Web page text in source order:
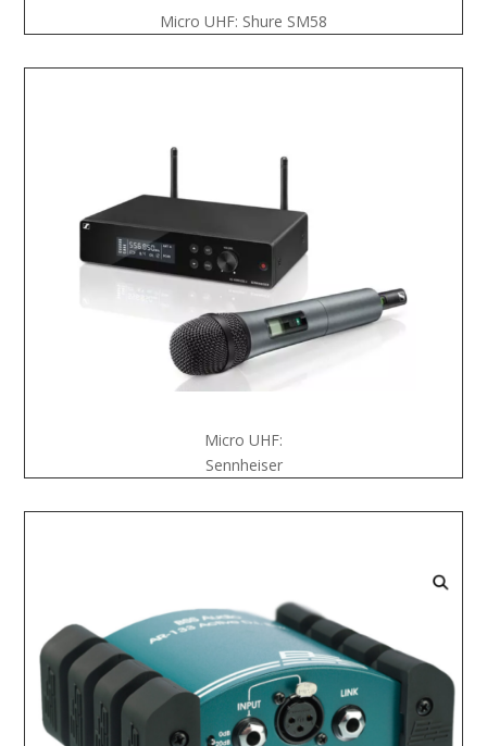
Micro UHF: Shure SM58
Micro UHF:
Sennheiser